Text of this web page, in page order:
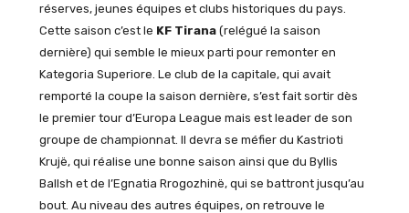
réserves, jeunes équipes et clubs historiques du pays.
Cette saison c’est le KF Tirana(relégué la saison
dernière) qui semble le mieux parti pour remonter en
Kategoria Superiore. Le club de la capitale, qui avait
remporté la coupe la saison dernière, s’est fait sortir dès
le premier tour d’Europa League mais est leader de son
groupe de championnat. Il devra se méfier du Kastrioti
Krujë, qui réalise une bonne saison ainsi que du Byllis
Ballsh et de l’Egnatia Rrogozhinë, qui se battront jusqu’au
bout. Au niveau des autres équipes, on retrouve le